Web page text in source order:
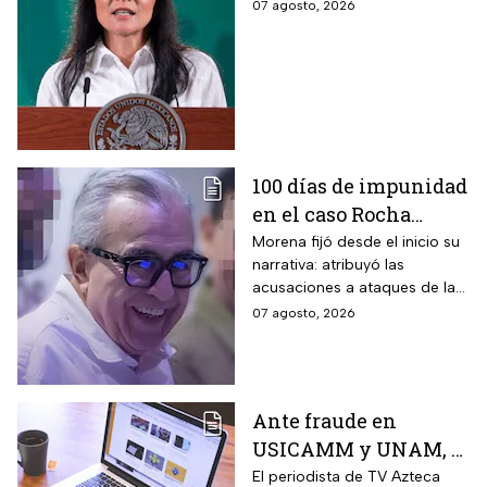
estudio de Reuters
07 agosto, 2026
100 días de impunidad
en el caso Rocha
Moya; recuento de los
hechos
Morena fijó desde el inicio su
narrativa: atribuyó las
acusaciones a ataques de la
oposición y agencias
07 agosto, 2026
Ante fraude en
USICAMM y UNAM, el
reto es fortalecer una
El periodista de TV Azteca